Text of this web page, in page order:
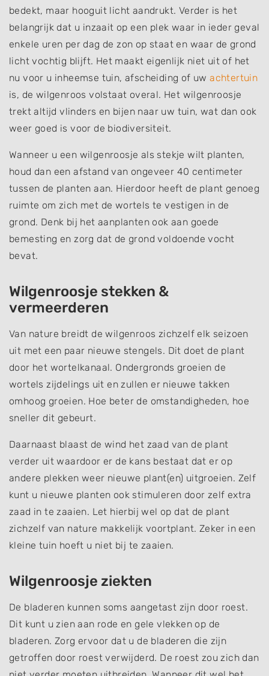
bedekt, maar hooguit licht aandrukt. Verder is het
belangrijk dat u inzaait op een plek waar in ieder geval
enkele uren per dag de zon op staat en waar de grond
licht vochtig blijft. Het maakt eigenlijk niet uit of het
nu voor u inheemse tuin, afscheiding of uwachtertuin
is, de wilgenroos volstaat overal. Het wilgenroosje
trekt altijd vlinders en bijen naar uw tuin, wat dan ook
weer goed is voor de biodiversiteit.
Wanneer u een wilgenroosje als stekje wilt planten,
houd dan een afstand van ongeveer 40 centimeter
tussen de planten aan. Hierdoor heeft de plant genoeg
ruimte om zich met de wortels te vestigen in de
grond. Denk bij het aanplanten ook aan goede
bemesting en zorg dat de grond voldoende vocht
bevat.
Wilgenroosje stekken &
vermeerderen
Van nature breidt de wilgenroos zichzelf elk seizoen
uit met een paar nieuwe stengels. Dit doet de plant
door het wortelkanaal. Ondergronds groeien de
wortels zijdelings uit en zullen er nieuwe takken
omhoog groeien. Hoe beter de omstandigheden, hoe
sneller dit gebeurt.
Daarnaast blaast de wind het zaad van de plant
verder uit waardoor er de kans bestaat dat er op
andere plekken weer nieuwe plant(en) uitgroeien. Zelf
kunt u nieuwe planten ook stimuleren door zelf extra
zaad in te zaaien. Let hierbij wel op dat de plant
zichzelf van nature makkelijk voortplant. Zeker in een
kleine tuin hoeft u niet bij te zaaien.
Wilgenroosje ziekten
De bladeren kunnen soms aangetast zijn door roest.
Dit kunt u zien aan rode en gele vlekken op de
bladeren. Zorg ervoor dat u de bladeren die zijn
getroffen door roest verwijderd. De roest zou zich dan